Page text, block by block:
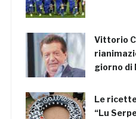
Vittorio
giorno di
Le
“Lu